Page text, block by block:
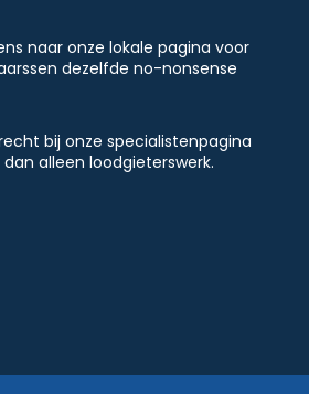
naar onze lokale pagina voor
dezelfde no-nonsense
bij onze specialistenpagina
alleen loodgieterswerk.